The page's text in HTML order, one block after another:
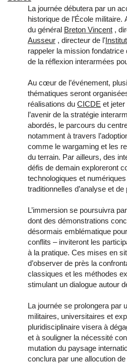
La journée débutera par un
historique de l’École militaire.
du général Breton Vincent ,
Ausseur , directeur de l'
rappeler la mission fondatrice
de la réflexion interarmées
Au cœur de l’événement,
thématiques seront
réalisations du CICDE et
l’avenir de la stratégie
abordés, le parcours du
notamment à travers
comme le wargaming et les
du terrain. Par ailleurs, des
défis de demain exploreront
technologiques et
traditionnelles d’analyse et
L’immersion se poursuivra
dont des démonstrations
désormais emblématique
conflits – inviteront les
à la pratique. Ces mises en
d’observer de près la
classiques et les méthodes
stimulant un dialogue autour
La journée se prolongera par
militaires, universitaires et
pluridisciplinaire visera à
et à souligner la nécessité
mutation du paysage
conclura par une allocution